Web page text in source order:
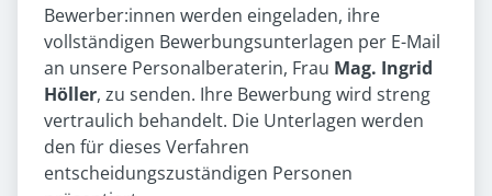
Bewerber:innen werden eingeladen, ihre
vollständigen Bewerbungsunterlagen per E-Mail
an unsere Personalberaterin, Frau Mag. Ingrid
Höller, zu senden. Ihre Bewerbung wird streng
vertraulich behandelt. Die Unterlagen werden
den für dieses Verfahren
entscheidungszuständigen Personen